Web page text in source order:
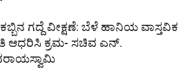
ಗದ್ದೆ ವೀಕ್ಷಣೆ: ಬೆಳೆ ಹಾನಿಯ ವಾಸ್ತವಿಕ
ಆಧರಿಸಿ ಕ್ರಮ- ಸಚಿವ ಎನ್.